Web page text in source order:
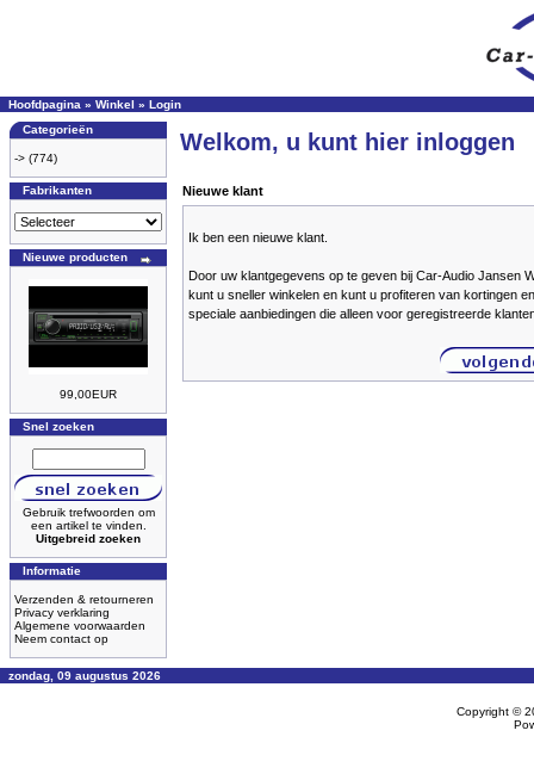
Hoofdpagina » Winkel » Login
Categorieën
-> (774)
Fabrikanten
Nieuwe producten
99,00EUR
Snel zoeken
Gebruik trefwoorden om
een artikel te vinden.
Uitgebreid zoeken
Informatie
Verzenden & retourneren
Privacy verklaring
Algemene voorwaarden
Neem contact op
Welkom, u kunt hier inloggen
Nieuwe klant
Ik ben een nieuwe klant.
Door uw klantgegevens op te geven bij Car-Audio Jansen
kunt u sneller winkelen en kunt u profiteren van kortingen en
speciale aanbiedingen die alleen voor geregistreerde
zondag, 09 augustus 2026
Copyright ©